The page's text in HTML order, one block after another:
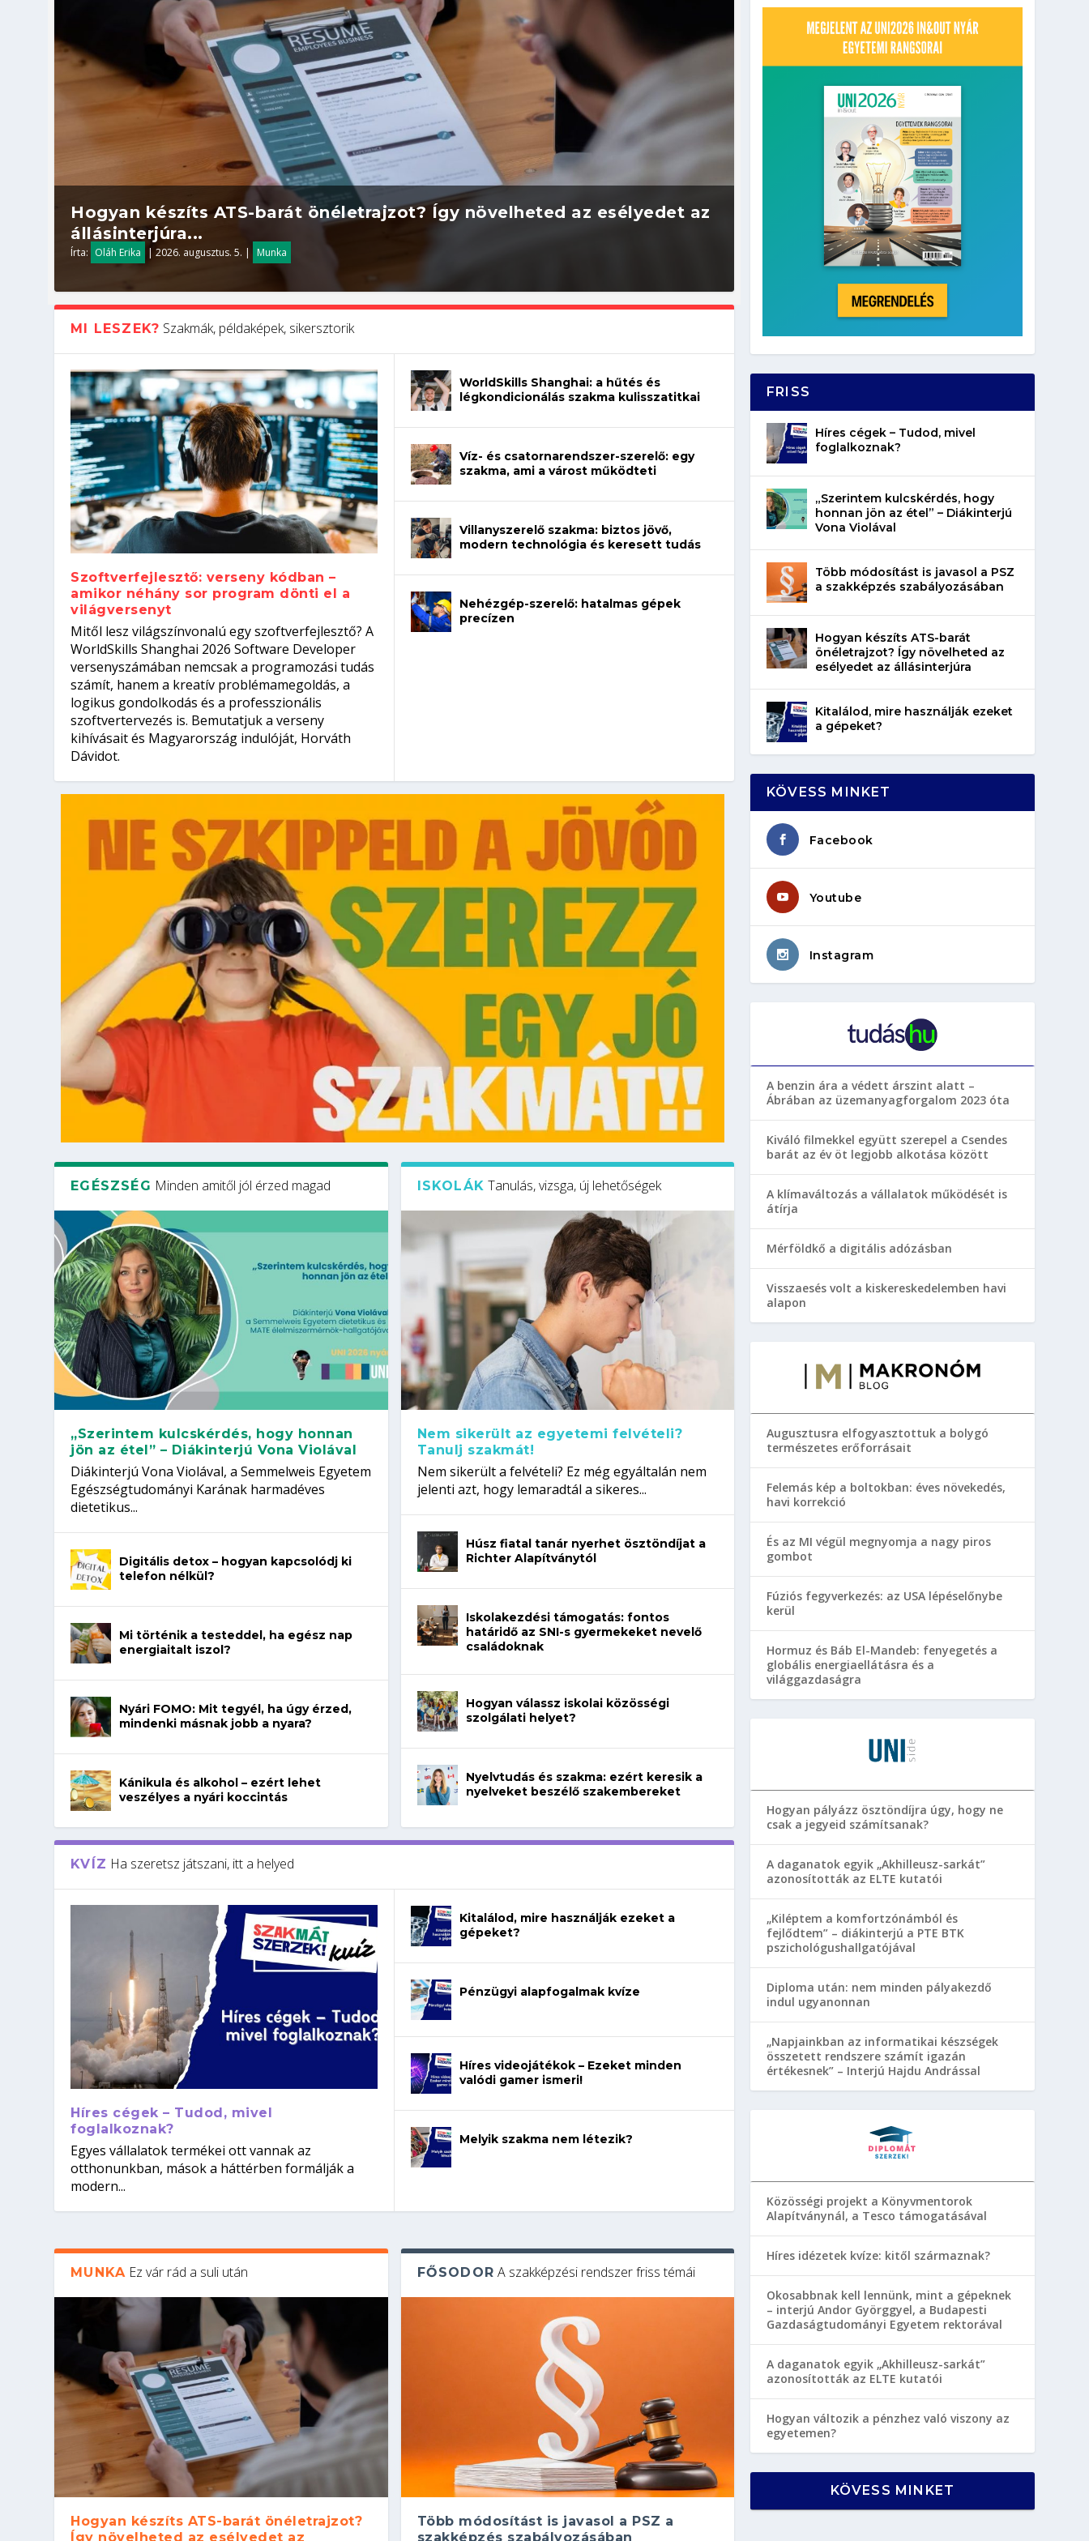
Hogyan készíts ATS-barát önéletrajzot? Így növelheted az esélyedet az
állásinterjúra...
Írta: Oláh Erika |2026. augusztus. 5. | Munka
Kitalálod, mire használják ezeket a gépeket?
Írta: Tóth Mónika |2026. augusztus. 4.| Kvíz
Nem sikerült az egyetemi felvételi? Tanulj szakmát!
Írta: Oláh Erika |2026. augusztus. 4.| Iskolák
Szoftverfejlesztő: verseny kódban – amikor néhány sor program dönti
el a világversenyt...
Írta: Szakmát Szerzek |2026. augusztus. 3.| Mi leszek?
Digitális detox – hogyan kapcsolódj ki telefon nélkül?
Írta: Oláh Erika |2026. augusztus. 3.| Egészség
MI LESZEK? Szakmák, példaképek, sikersztorik
Szoftverfejlesztő: verseny kódban –
amikor néhány sor program dönti el a
világversenyt
Mitől lesz világszínvonalú egy szoftverfejlesztő? A
WorldSkills Shanghai 2026 Software Developer
versenyszámában nemcsak a programozási tudás
számít, hanem a kreatív problémamegoldás, a
logikus gondolkodás és a professzionális
szoftvertervezés is. Bemutatjuk a verseny
kihívásait és Magyarország indulóját, Horváth
Dávidot.
WorldSkills Shanghai: a hűtés és
légkondicionálás szakma kulisszatitkai
Víz- és csatornarendszer-szerelő: egy
szakma, ami a várost működteti
Villanyszerelő szakma: biztos jövő,
modern technológia és keresett tudás
Nehézgép-szerelő: hatalmas gépek
precízen
EGÉSZSÉG Minden amitől jól érzed magad
„Szerintem kulcskérdés, hogy honnan
jön az étel” – Diákinterjú Vona Violával
Diákinterjú Vona Violával, a Semmelweis Egyetem
Egészségtudományi Karának harmadéves
dietetikus...
Digitális detox – hogyan kapcsolódj ki
telefon nélkül?
Mi történik a testeddel, ha egész nap
energiaitalt iszol?
Nyári FOMO: Mit tegyél, ha úgy érzed,
mindenki másnak jobb a nyara?
Kánikula és alkohol – ezért lehet
veszélyes a nyári koccintás
ISKOLÁK Tanulás, vizsga, új lehetőségek
Nem sikerült az egyetemi felvételi?
Tanulj szakmát!
Nem sikerült a felvételi? Ez még egyáltalán nem
jelenti azt, hogy lemaradtál a sikeres...
Húsz fiatal tanár nyerhet ösztöndíjat a
Richter Alapítványtól
Iskolakezdési támogatás: fontos
határidő az SNI-s gyermekeket nevelő
családoknak
Hogyan válassz iskolai közösségi
szolgálati helyet?
Nyelvtudás és szakma: ezért keresik a
nyelveket beszélő szakembereket
KVÍZ Ha szeretsz játszani, itt a helyed
Híres cégek – Tudod, mivel
foglalkoznak?
Egyes vállalatok termékei ott vannak az
otthonunkban, mások a háttérben formálják a
modern...
Kitalálod, mire használják ezeket a
gépeket?
Pénzügyi alapfogalmak kvíze
Híres videojátékok – Ezeket minden
valódi gamer ismeri!
Melyik szakma nem létezik?
MUNKA Ez vár rád a suli után
Hogyan készíts ATS-barát önéletrajzot?
Így növelheted az esélyedet az
FŐSODOR A szakképzési rendszer friss témái
Több módosítást is javasol a PSZ a
szakképzés szabályozásában
FRISS
Híres cégek – Tudod, mivel
foglalkoznak?
„Szerintem kulcskérdés, hogy
honnan jön az étel” – Diákinterjú
Vona Violával
Több módosítást is javasol a PSZ
a szakképzés szabályozásában
Hogyan készíts ATS-barát
önéletrajzot? Így növelheted az
esélyedet az állásinterjúra
Kitalálod, mire használják ezeket
a gépeket?
KÖVESS MINKET
Facebook
Youtube
Instagram
A benzin ára a védett árszint alatt –
Ábrában az üzemanyagforgalom 2023 óta
Kiváló filmekkel együtt szerepel a Csendes
barát az év öt legjobb alkotása között
A klímaváltozás a vállalatok működését is
átírja
Mérföldkő a digitális adózásban
Visszaesés volt a kiskereskedelemben havi
alapon
Augusztusra elfogyasztottuk a bolygó
természetes erőforrásait
Felemás kép a boltokban: éves növekedés,
havi korrekció
És az MI végül megnyomja a nagy piros
gombot
Fúziós fegyverkezés: az USA lépéselőnybe
kerül
Hormuz és Báb El-Mandeb: fenyegetés a
globális energiaellátásra és a
világgazdaságra
Hogyan pályázz ösztöndíjra úgy, hogy ne
csak a jegyeid számítsanak?
A daganatok egyik „Akhilleusz-sarkát”
azonosították az ELTE kutatói
„Kiléptem a komfortzónámból és
fejlődtem” – diákinterjú a PTE BTK
pszichológushallgatójával
Diploma után: nem minden pályakezdő
indul ugyanonnan
„Napjainkban az informatikai készségek
összetett rendszere számít igazán
értékesnek” – Interjú Hajdu Andrással
Közösségi projekt a Könyvmentorok
Alapítványnál, a Tesco támogatásával
Híres idézetek kvíze: kitől származnak?
Okosabbnak kell lennünk, mint a gépeknek
– interjú Andor Györggyel, a Budapesti
Gazdaságtudományi Egyetem rektorával
A daganatok egyik „Akhilleusz-sarkát”
azonosították az ELTE kutatói
Hogyan változik a pénzhez való viszony az
egyetemen?
KÖVESS MINKET